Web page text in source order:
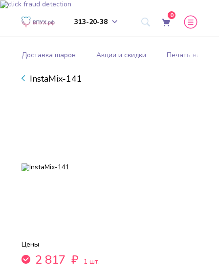
313-20-38
0
Доставка шаров Акции и скидки Печать на
InstaMix-141
Цены
2 817 ₽
1 шт.